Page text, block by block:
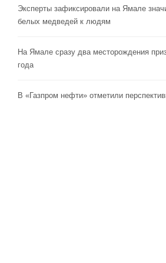
Эксперты зафиксировали на Ямале
белых медведей к людям
На Ямале сразу два месторождения
года
В «Газпром нефти» отметили